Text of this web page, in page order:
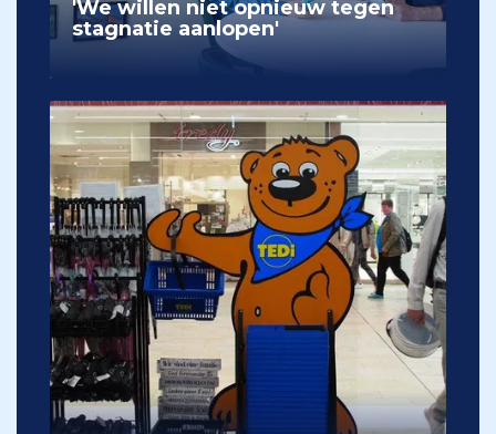
'We willen niet opnieuw tegen
stagnatie aanlopen'